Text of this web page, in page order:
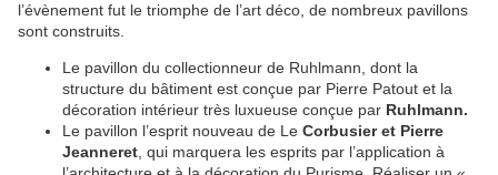
l’évènement fut le triomphe de l’art déco, de nombreux pavillons
sont construits.
Le pavillon du collectionneur de Ruhlmann, dont la
structure du bâtiment est conçue par Pierre Patout et la
décoration intérieur très luxueuse conçue par Ruhlmann.
Le pavillon l’esprit nouveau de Le Corbusier et Pierre
Jeanneret , qui marquera les esprits par l’application à